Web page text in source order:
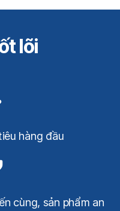
lõi
hàng đầu
cùng, sản phẩm an